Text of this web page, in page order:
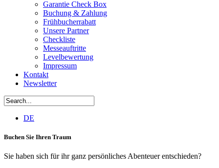
Garantie Check Box
Buchung & Zahlung
Frühbucherrabatt
Unsere Partner
Checkliste
Messeauftritte
Levelbewertung
Impressum
Kontakt
Newsletter
DE
Buchen Sie Ihren Traum
Sie haben sich für ihr ganz persönliches Abenteuer entschieden?